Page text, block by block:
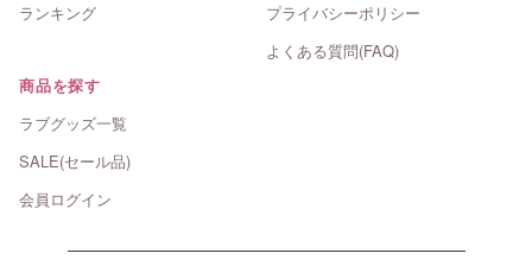
ランキング
プライバシーポリシー
よくある質問(FAQ)
商品を探す
ラブグッズ一覧
SALE(セール品)
会員ログイン